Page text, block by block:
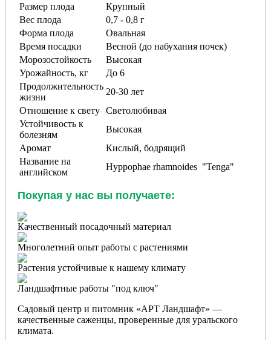
Размер плода
Крупный
Вес плода
0,7 - 0,8 г
Форма плода
Овальная
Время посадки
Весной (до набухания почек)
Морозостойкость
Высокая
Урожайность, кг
До 6
Продолжительность
жизни
20-30 лет
Отношение к свету Светолюбивая
Устойчивость к
болезням
Высокая
Аромат
Кислый, бодрящий
Название на
английском
Hyppophae rhamnoides "Tenga"
Покупая у нас вы получаете:
Качественный посадочный материал
Многолетний опыт работы с растениями
Растения устойчивые к нашему климату
Ландшафтные работы "под ключ"
Садовый центр и питомник «АРТ Ландшафт» —
качественные саженцы, проверенные для уральского
климата.